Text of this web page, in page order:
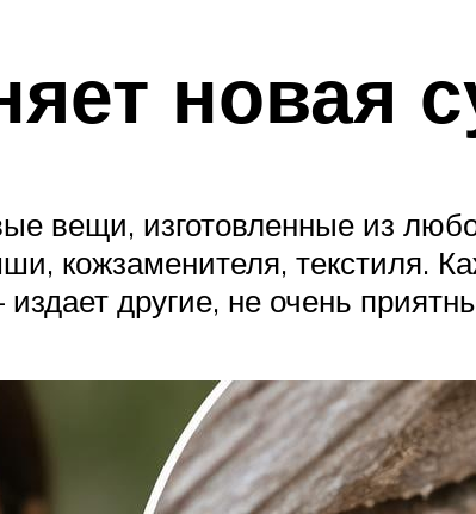
новая
вещи, изготовленные из
кожзаменителя, текстиля.
издает другие, не очень